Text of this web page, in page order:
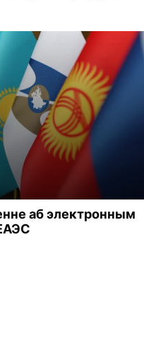
аб электронным